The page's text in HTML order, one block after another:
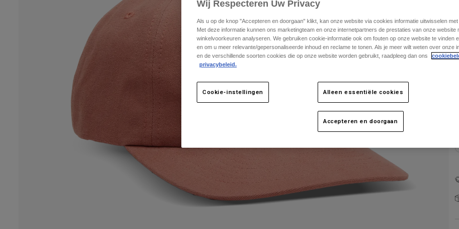
Wij Respecteren Uw Privacy
Als u op de knop "Accepteren en doorgaan" klikt, kan onze website via cookies informatie uitwisselen met
Met deze informatie kunnen ons marketingteam en onze internetpartners de prestaties van onze website
winkelvoorkeuren analyseren. We gebruiken cookie-informatie ook om fouten op onze website te vinden
en om u meer relevante/gepersonaliseerde inhoud en reclame te tonen. Als je meer wilt weten over onze
en de verschillende soorten cookies die op onze website worden gebruikt, raadpleeg dan ons
privacybeleid.
Cookie-instellingen Alleen essentiële cookies
Accepteren en doorgaan